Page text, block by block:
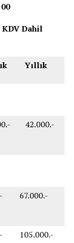
Dahil
Yıllık
42.000.-
67.000.-
105.000.-